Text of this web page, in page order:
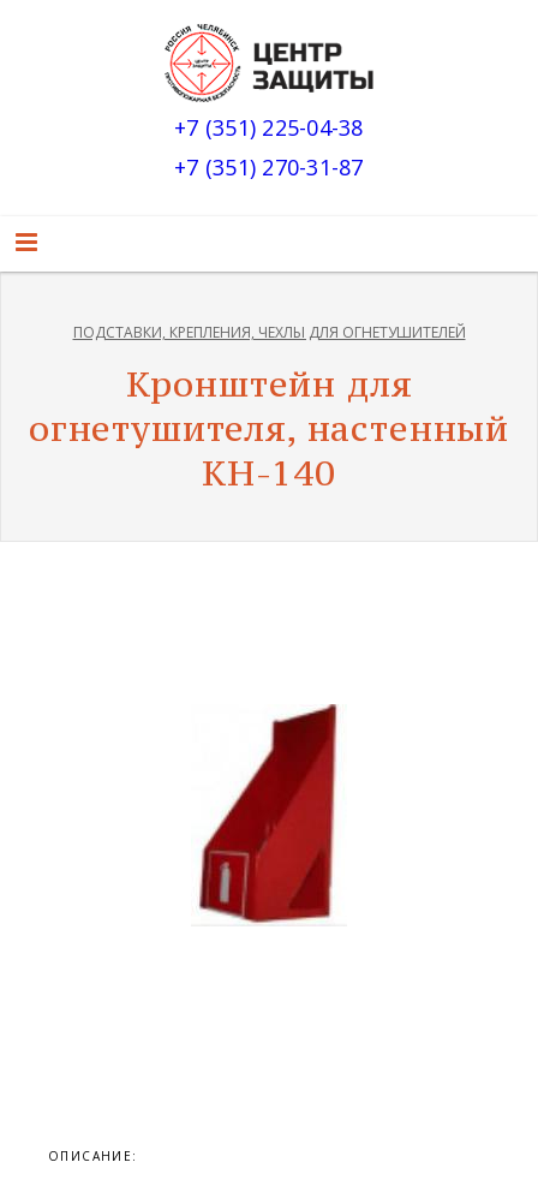
+7 (351) 225-04-38
+7 (351) 270-31-87
ПОДСТАВКИ, КРЕПЛЕНИЯ, ЧЕХЛЫ ДЛЯ ОГНЕТУШИТЕЛЕЙ
Кронштейн для
огнетушителя, настенный
КН-140
ОПИСАНИЕ: